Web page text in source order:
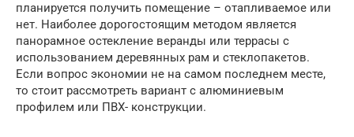
планируется получить помещение – отапливаемое или
нет. Наиболее дорогостоящим методом является
панорамное остекление веранды или террасы с
использованием деревянных рам и стеклопакетов.
Если вопрос экономии не на самом последнем месте,
то стоит рассмотреть вариант с алюминиевым
профилем или ПВХ- конструкции.